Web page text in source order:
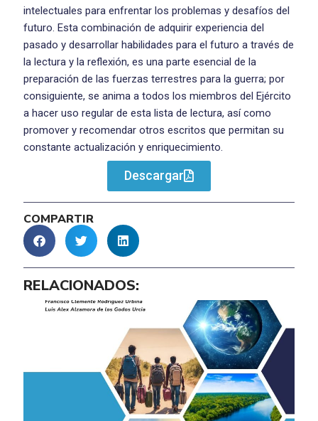
intelectuales para enfrentar los problemas y desafíos del
futuro. Esta combinación de adquirir experiencia del
pasado y desarrollar habilidades para el futuro a través de
la lectura y la reflexión, es una parte esencial de la
preparación de las fuerzas terrestres para la guerra; por
consiguiente, se anima a todos los miembros del Ejército
a hacer uso regular de esta lista de lectura, así como
promover y recomendar otros escritos que permitan su
constante actualización y enriquecimiento.
Descargar
COMPARTIR
RELACIONADOS: